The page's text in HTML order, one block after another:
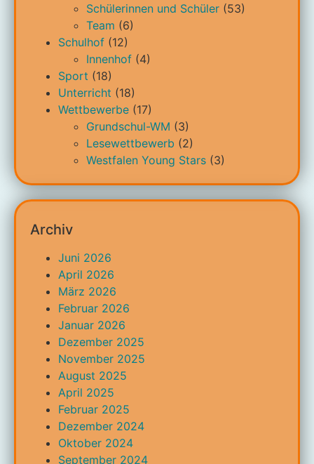
Schülerinnen und Schüler (53)
Team (6)
Schulhof (12)
Innenhof (4)
Sport (18)
Unterricht (18)
Wettbewerbe (17)
Grundschul-WM (3)
Lesewettbewerb (2)
Westfalen Young Stars (3)
Archiv
Juni 2026
April 2026
März 2026
Februar 2026
Januar 2026
Dezember 2025
November 2025
August 2025
April 2025
Februar 2025
Dezember 2024
Oktober 2024
September 2024